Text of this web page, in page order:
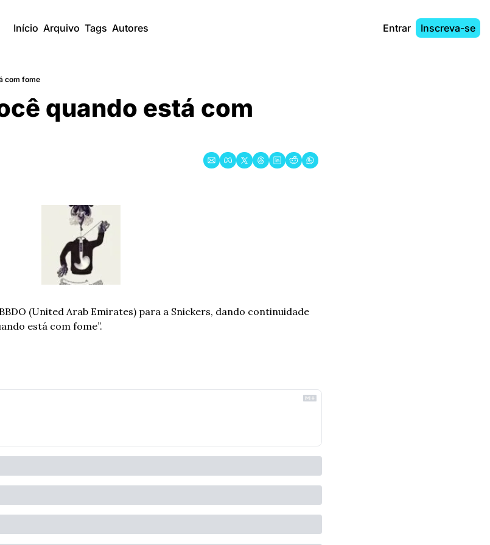
Início Arquivo Tags Autores Entrar Inscreva-se
com fome
quando está com
(United Arab Emirates) para a Snickers, dando continuidade
está com fome”.